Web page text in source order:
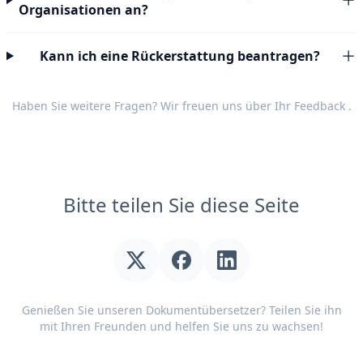
Organisationen an?
Kann ich eine Rückerstattung beantragen?
Haben Sie weitere Fragen? Wir freuen uns über Ihr Feedback.
Bitte teilen Sie diese Seite
Genießen Sie unseren Dokumentübersetzer? Teilen Sie ihn
mit Ihren Freunden und helfen Sie uns zu wachsen!